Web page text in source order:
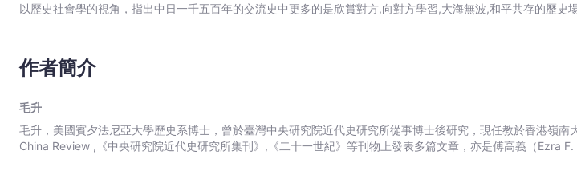
以歷史社會學的視角，指出中日一千五百年的交流史中更多的是欣賞對方,向對方學習,大海無波,和平共存的歷
作者簡介
毛升
毛升，美國賓夕法尼亞大學歷史系博士，曾於臺灣中央研究院近代史研究所從事博士後研究，現任教於香港嶺南大
China Review ,《中央研究院近代史研究所集刊》,《二十一世紀》等刊物上發表多篇文章，亦是傅高義（Ezra